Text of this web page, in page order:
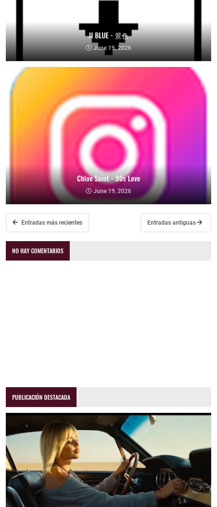
JI BLUE - 景色
June 19, 2026
Chloe Saint - 90s Love
June 19, 2026
Entradas más recientes Entradas antiguas
NO HAY COMENTARIOS
PUBLICACIÓN DESTACADA